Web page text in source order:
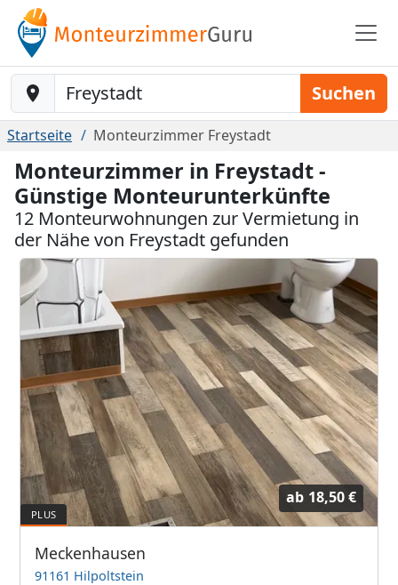
Baustelle-Location Suchen
Startseite Monteurzimmer Freystadt
Monteurzimmer in Freystadt -
Günstige Monteurunterkünfte
12 Monteurwohnungen zur Vermietung in
der Nähe von Freystadt gefunden
ab 18,50 €
Meckenhausen
91161 Hilpoltstein